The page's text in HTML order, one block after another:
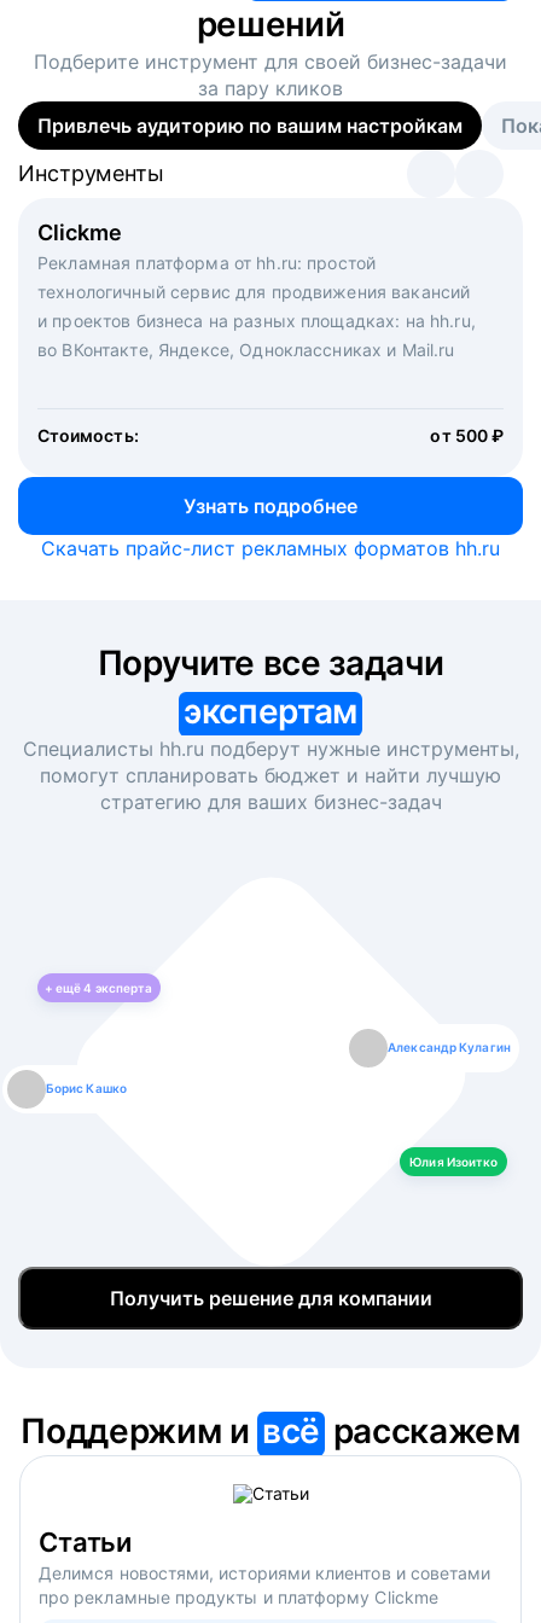
решений
Подберите инструмент для своей бизнес-задачи
за пару кликов
Привлечь аудиторию по вашим настройкам
Clickme
Рекламная платформа от hh.ru: простой
технологичный сервис для продвижения вакансий
и проектов бизнеса на разных площадках: на hh.ru,
во ВКонтакте, Яндексе, Одноклассниках и Mail.ru
Стоимость: от 500 ₽
Узнать подробнее
Инструменты
Вакансия дня
Рекламный формат для вакансий на главной странице
hh.ru. Увеличивает количество откликов
Инструменты
Массовый подбор под ключ. Решите, сколько
кандидатов и когда вам нужно, и за дело возьмутся
маркетологи, рекрутеры и проектные менеджеры
hh.ru с целым набором digital-инструментов
Инструменты
Скачать прайс-лист рекламных форматов hh.ru
экспертам
Специалисты hh.ru подберут нужные инструменты,
помогут спланировать бюджет и найти лучшую
стратегию для ваших бизнес-задач
+ ещё4 эксперта
Борис Кашко
Александр Кулагин
Юлия Изоитко
Юлия Изоитко
Даниил Макаров
Александр Кулагин
Екатерина Лазаренко
Даниил Макаров
Борис Кашко
Екатерина Лазаренко
Юлия Изоитко
Получить решение для компании
Поддержим ивсё расскажем
Статьи
Делимся новостями, историями клиентов и советами
про рекламные продукты и платформу Clickme